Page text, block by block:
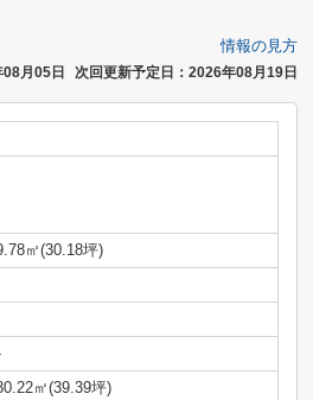
情報の見方
月05日 次回更新予定日：2026年08月19日
㎡(30.18坪)
㎡(39.39坪)